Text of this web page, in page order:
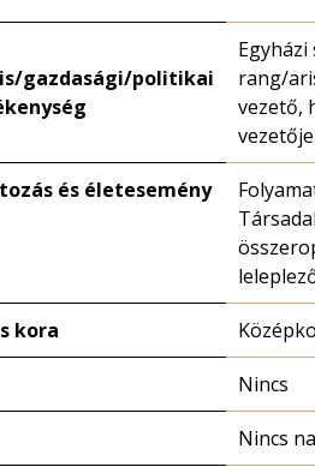
gazdasági/politikai
Egyházi
rang/
vezető,
vezetője
és életesemény
kora
Nincs
Nincs